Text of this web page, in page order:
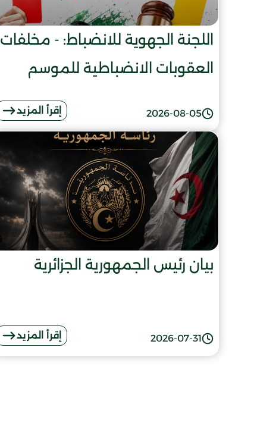
اللجنة الجهوية للانضباط: - مخلفات
العقوبات الانضباطية للموسم
2026-08-05 إقرأ المزيد
بيان رئيس الجمهورية الجزائرية
2026-07-31 إقرأ المزيد